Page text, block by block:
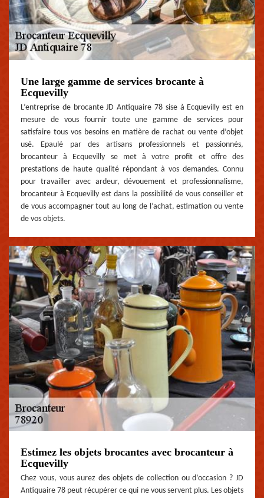
Une large gamme de services brocante à
Ecquevilly
L’entreprise de brocante JD Antiquaire 78 sise à Ecquevilly est en
mesure de vous fournir toute une gamme de services pour
satisfaire tous vos besoins en matière de rachat ou vente d’objet
usé. Epaulé par des artisans professionnels et passionnés,
brocanteur à Ecquevilly se met à votre profit et offre des
prestations de haute qualité répondant à vos demandes. Connu
pour travailler avec ardeur, dévouement et professionnalisme,
brocanteur à Ecquevilly est dans la possibilité de vous conseiller et
de vous accompagner tout au long de l’achat, estimation ou vente
de vos objets.
Estimez les objets brocantes avec brocanteur à
Ecquevilly
Chez vous, vous aurez des objets de collection ou d’occasion ? JD
Antiquaire 78 peut récupérer ce qui ne vous servent plus. Les objets